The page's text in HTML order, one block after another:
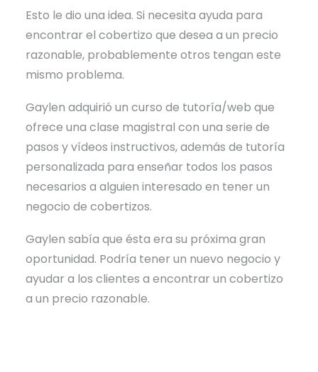
Esto le dio una idea. Si necesita ayuda para
encontrar el cobertizo que desea a un precio
razonable, probablemente otros tengan este
mismo problema.
Gaylen adquirió un curso de tutoría/web que
ofrece una clase magistral con una serie de
pasos y vídeos instructivos, además de tutoría
personalizada para enseñar todos los pasos
necesarios a alguien interesado en tener un
negocio de cobertizos.
Gaylen sabía que ésta era su próxima gran
oportunidad. Podría tener un nuevo negocio y
ayudar a los clientes a encontrar un cobertizo
a un precio razonable.